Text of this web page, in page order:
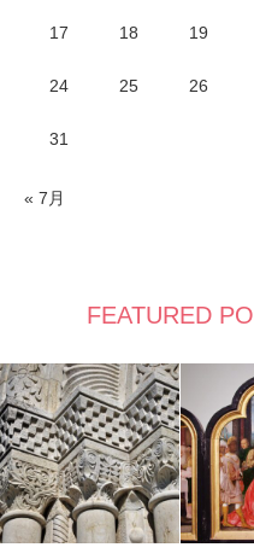
17 18 19
24 25 26
31
« 7月
FEATURED